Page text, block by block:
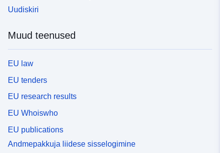
Uudiskiri
Muud teenused
EU law
EU tenders
EU research results
EU Whoiswho
EU publications
Andmepakkuja liidese sisselogimine